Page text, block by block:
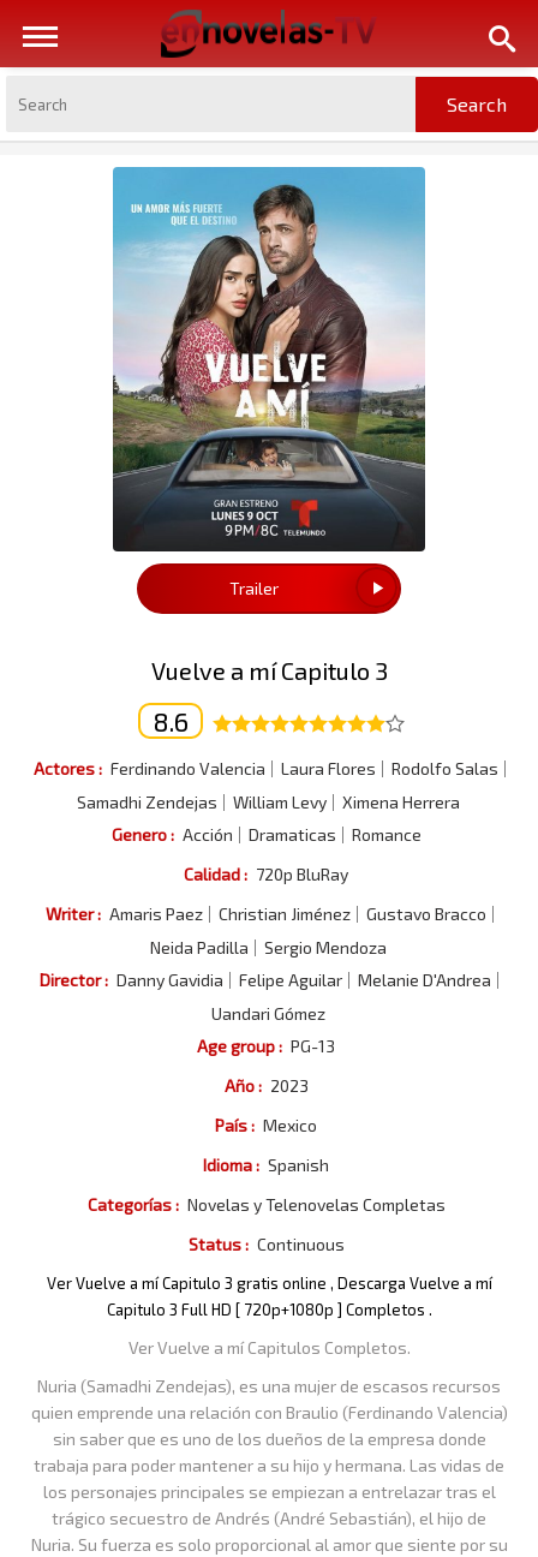
Trailer
Vuelve a mí Capitulo 3
8.6
Actores : Ferdinando Valencia Laura Flores
Rodolfo Salas
Samadhi Zendejas
William Levy
Ximena Herrera
Genero : Acción Dramaticas
Romance
Calidad : 720p BluRay
Writer : Amaris Paez Christian Jiménez
Gustavo Bracco
Neida Padilla
Sergio Mendoza
Director : Danny Gavidia Felipe Aguilar
Melanie D'Andrea
Uandari Gómez
Age group : PG-13
Año : 2023
País : Mexico
Idioma : Spanish
Categorías : Novelas y Telenovelas Completas
Status : Continuous
Ver Vuelve a mí Capitulo 3 gratis online , Descarga Vuelve a mí
Capitulo 3 Full HD [ 720p+1080p ] Completos .
Ver Vuelve a mí Capitulos Completos.
Nuria (Samadhi Zendejas), es una mujer de escasos recursos
quien emprende una relación con Braulio (Ferdinando Valencia)
sin saber que es uno de los dueños de la empresa donde
trabaja para poder mantener a su hijo y hermana. Las vidas de
los personajes principales se empiezan a entrelazar tras el
trágico secuestro de Andrés (André Sebastián), el hijo de
Nuria. Su fuerza es solo proporcional al amor que siente por su